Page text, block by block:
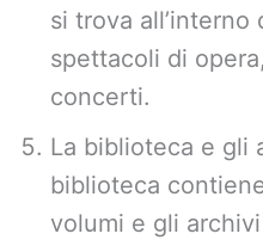
si trova
spettacoli di
concerti.
La biblioteca e gli
biblioteca
volumi e gli